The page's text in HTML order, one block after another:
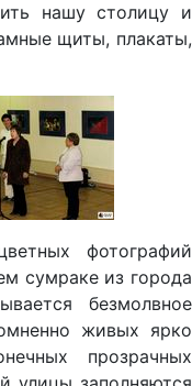
нашу столицу и
щиты, плакаты,
фотографий
сумраке из города
безмолвное
живых ярко
прозрачных